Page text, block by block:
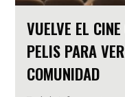
VUELVE EL
PELIS PARA
COMUNIDAD